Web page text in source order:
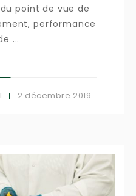
point de vue de
performance
...
2 décembre 2019